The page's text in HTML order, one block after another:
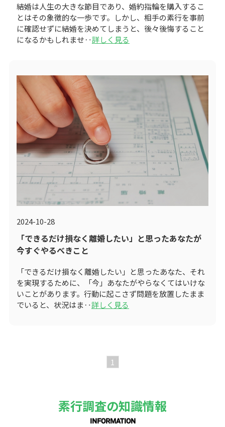
結婚は人生の大きな節目であり、婚約指輪を購入するこ
とはその象徴的な一歩です。しかし、相手の素行を事前
に確認せずに結婚を決めてしまうと、後々後悔すること
になるかもしれませ‥詳しく見る
2024-10-28
「できるだけ損なく離婚したい」と思ったあなたが
今すぐやるべきこと
「できるだけ損なく離婚したい」と思ったあなた、それ
を実現するために、「今」あなたがやらなくてはいけな
いことがあります。行動に起こさず問題を放置したまま
でいると、状況はま‥詳しく見る
1
素行調査の知識情報
INFORMATION